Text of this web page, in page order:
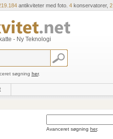
antikviteter med foto. 4 konservatorer, 2
- Ny Teknologi
søgning her.
Avanceret søgning her.